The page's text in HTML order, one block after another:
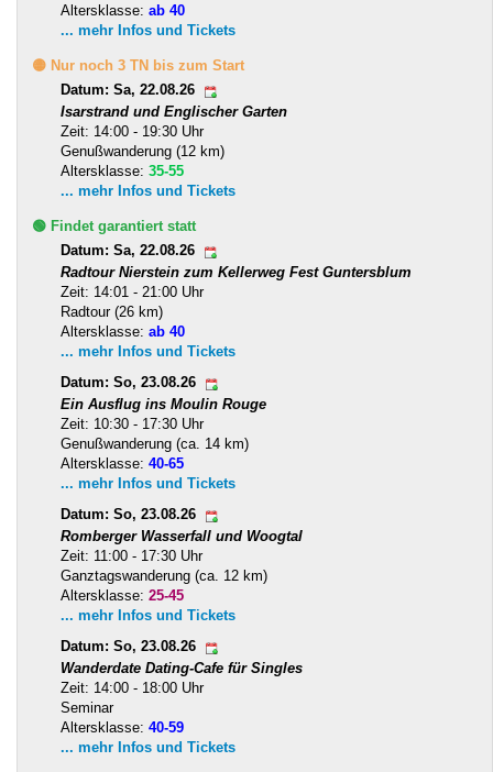
Altersklasse: ab 40
... mehr Infos und Tickets
🟡 Nur noch 3 TN bis zum Start
Datum: Sa, 22.08.26
Isarstrand und Englischer Garten
Zeit: 14:00 - 19:30 Uhr
Genußwanderung (12 km)
Altersklasse: 35-55
... mehr Infos und Tickets
🟢 Findet garantiert statt
Datum: Sa, 22.08.26
Radtour Nierstein zum Kellerweg Fest Guntersblum
Zeit: 14:01 - 21:00 Uhr
Radtour (26 km)
Altersklasse: ab 40
... mehr Infos und Tickets
Datum: So, 23.08.26
Ein Ausflug ins Moulin Rouge
Zeit: 10:30 - 17:30 Uhr
Genußwanderung (ca. 14 km)
Altersklasse: 40-65
... mehr Infos und Tickets
Datum: So, 23.08.26
Romberger Wasserfall und Woogtal
Zeit: 11:00 - 17:30 Uhr
Ganztagswanderung (ca. 12 km)
Altersklasse: 25-45
... mehr Infos und Tickets
Datum: So, 23.08.26
Wanderdate Dating-Cafe für Singles
Zeit: 14:00 - 18:00 Uhr
Seminar
Altersklasse: 40-59
... mehr Infos und Tickets